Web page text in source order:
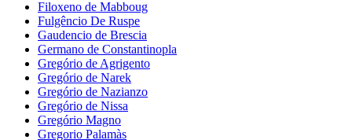
Filoxeno de Mabboug
Fulgêncio De Ruspe
Gaudencio de Brescia
Germano de Constantinopla
Gregório de Agrigento
Gregório de Narek
Gregório de Nazianzo
Gregório de Nissa
Gregório Magno
Gregorio Palamàs